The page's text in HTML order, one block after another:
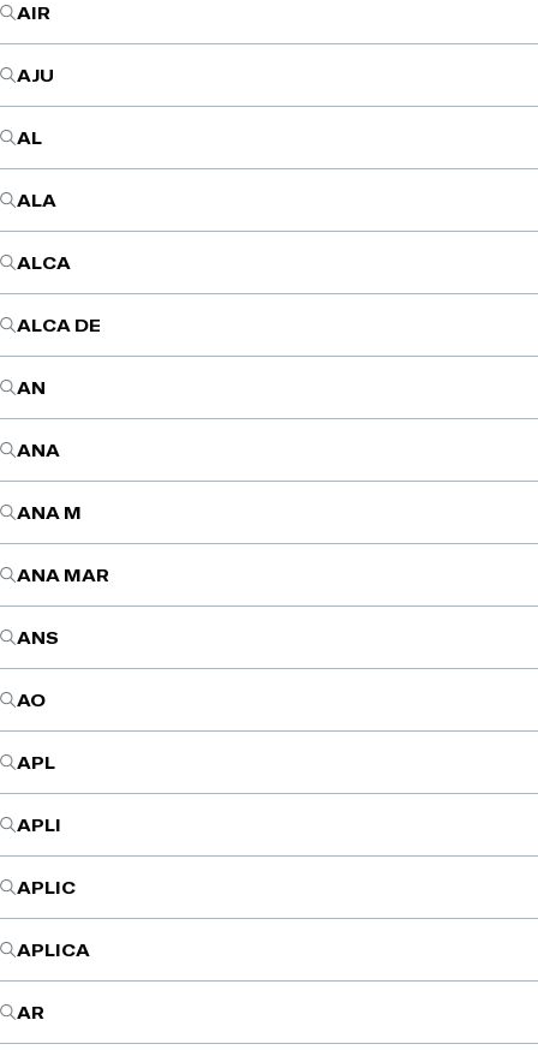
AIR
AJU
AL
ALA
ALCA
ALCA DE
AN
ANA
ANA M
ANA MAR
ANS
AO
APL
APLI
APLIC
APLICA
AR